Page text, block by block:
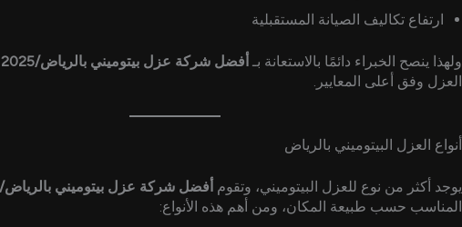
ارتفاع تكاليف الصيانة المستقبلية
ولهذا ينصح الخبراء دائمًا بالاستعانة بـ أفضل شركة عزل بيتوميني بالرياض/2025
العزل وفق أعلى المعايير.
أنواع العزل البيتوميني بالرياض
يوجد أكثر من نوع للعزل البيتوميني، وتقوم أفضل شركة عزل بيتوميني بالرياض/2025
المناسب حسب طبيعة المكان، ومن أهم هذه الأنواع: